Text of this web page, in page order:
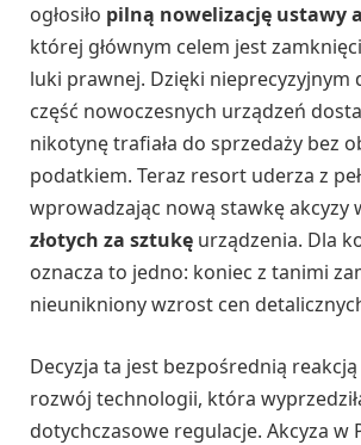
ogłosiło pilną nowelizację ustawy
której głównym celem jest
luki prawnej. Dzięki nieprecyzyjnym
część nowoczesnych urządzeń
nikotynę trafiała do sprzedaży bez
podatkiem. Teraz resort uderza z
wprowadzając nową stawkę akcyzy
złotych za sztukę urządzenia. Dla
oznacza to jedno: koniec z tanimi
nieunikniony wzrost cen
Decyzja ta jest bezpośrednią
rozwój technologii, która
dotychczasowe regulacje. Akcyza w